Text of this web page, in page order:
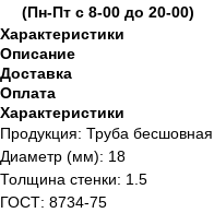
(Пн-Пт с 8-00 до 20-00)
Характеристики
Описание
Доставка
Оплата
Характеристики
Продукция: Труба
Диаметр (мм): 18
Толщина стенки: 1.5
ГОСТ: 8734-75